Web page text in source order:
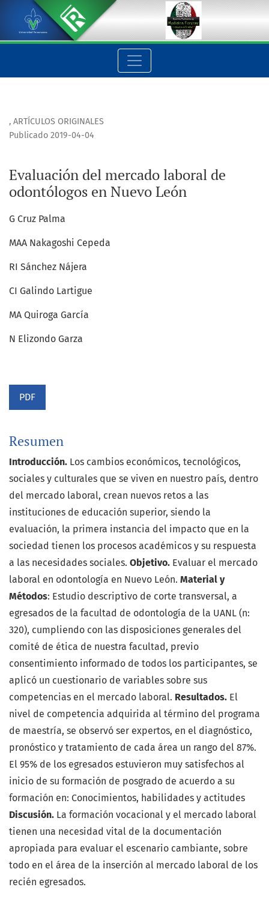
Evaluación del mercado laboral de odontólogos en Nuevo
, ARTÍCULOS ORIGINALES
Evaluación del mercado laboral de
odontólogos en Nuevo León
Publicado 2019-04-04
G Cruz Palma
MAA Nakagoshi Cepeda
RI Sánchez Nájera
CI Galindo Lartigue
MA Quiroga García
N Elizondo Garza
PDF
Resumen
Introducción. Los cambios económicos, tecnológicos,
sociales y culturales que se viven en nuestro país, dentro
del mercado laboral, crean nuevos retos a las
instituciones de educación superior, siendo la
evaluación, la primera instancia del impacto que en la
sociedad tienen los procesos académicos y su respuesta
a las necesidades sociales. Objetivo. Evaluar el mercado
laboral en odontología en Nuevo León. Material y
Métodos: Estudio descriptivo de corte transversal, a
egresados de la facultad de odontología de la UANL (n:
320), cumpliendo con las disposiciones generales del
comité de ética de nuestra facultad, previo
consentimiento informado de todos los participantes, se
aplicó un cuestionario de variables sobre sus
competencias en el mercado laboral. Resultados. El
nivel de competencia adquirida al término del programa
de maestría, se observó ser expertos, en el diagnóstico,
pronóstico y tratamiento de cada área un rango del 87%.
El 95% de los egresados estuvieron muy satisfechos al
inicio de su formación de posgrado de acuerdo a su
formación en: Conocimientos, habilidades y actitudes
Discusión. La formación vocacional y el mercado laboral
tienen una necesidad vital de la documentación
apropiada para evaluar el escenario cambiante, sobre
todo en el área de la inserción al mercado laboral de los
recién egresados.